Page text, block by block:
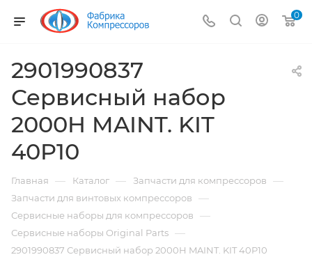
0
2901990837
Сервисный набор
2000H MAINT. KIT
40P10
Главная — Каталог — Запчасти для компрессоров —
Запчасти для винтовых компрессоров —
Сервисные наборы для компрессоров —
Сервисные наборы Original Parts —
2901990837 Сервисный набор 2000H MAINT. KIT 40P10